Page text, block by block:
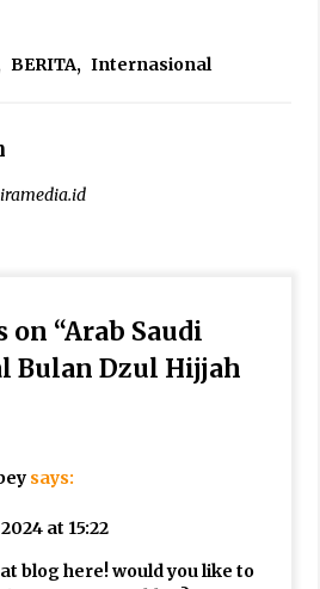
BERITA, Internasional
on “Arab Saudi
Bulan Dzul Hijjah
says:
at 15:22
blog here! would you like to